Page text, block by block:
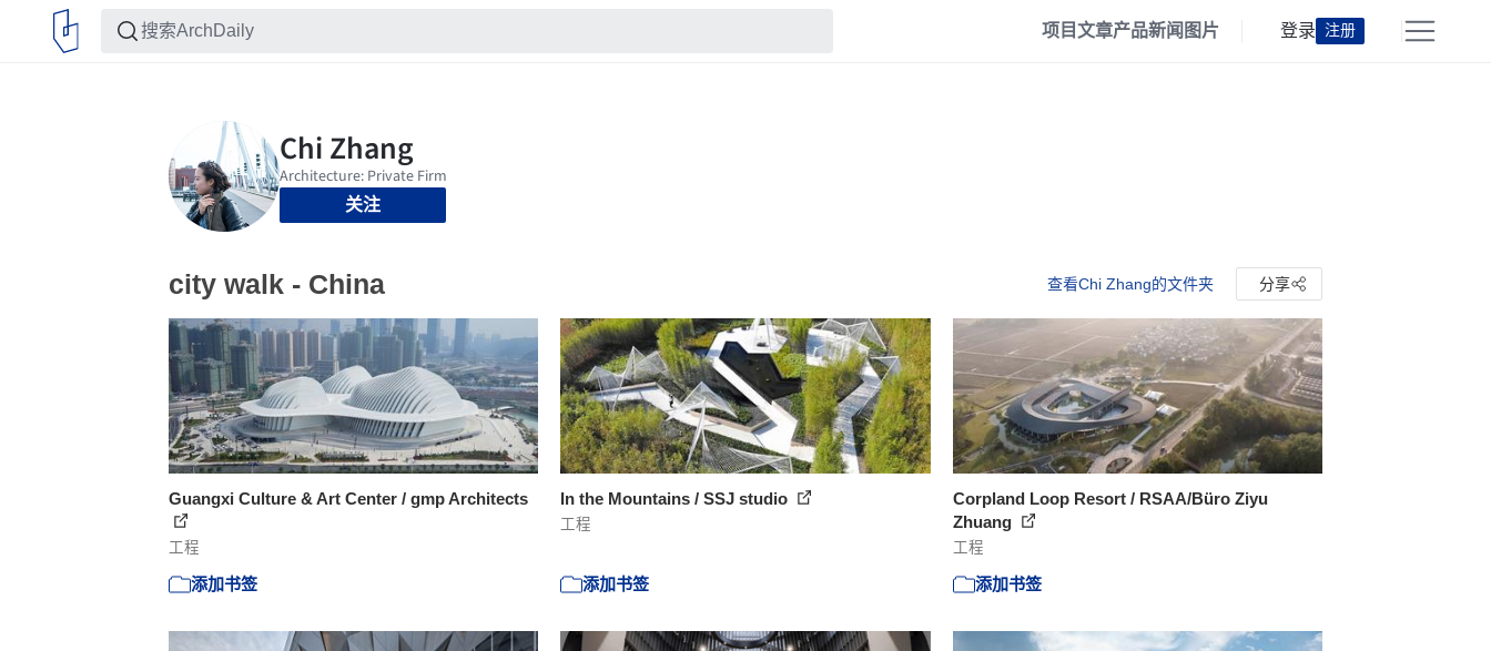
项目文章产品新闻 图片 登录 注册
关注
city walk - China 查看Chi Zhang的文件夹 分享
Guangxi Culture & Art Center / gmp Architects
工程
添加书签
In the Mountains / SSJ studio
工程
添加书签
Corpland Loop Resort / RSAA/Büro Ziyu
Zhuang
工程
添加书签